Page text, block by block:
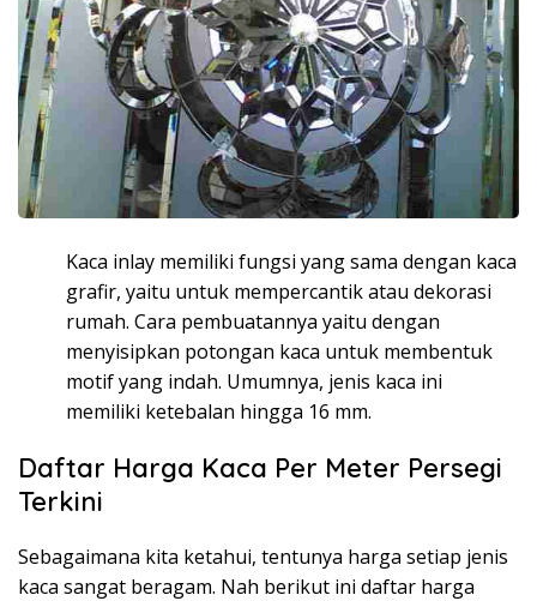
Kaca inlay memiliki fungsi yang sama dengan kaca
grafir, yaitu untuk mempercantik atau dekorasi
rumah. Cara pembuatannya yaitu dengan
menyisipkan potongan kaca untuk membentuk
motif yang indah. Umumnya, jenis kaca ini
memiliki ketebalan hingga 16 mm.
Daftar Harga Kaca Per Meter Persegi
Terkini
Sebagaimana kita ketahui, tentunya harga setiap jenis
kaca sangat beragam. Nah berikut ini daftar harga